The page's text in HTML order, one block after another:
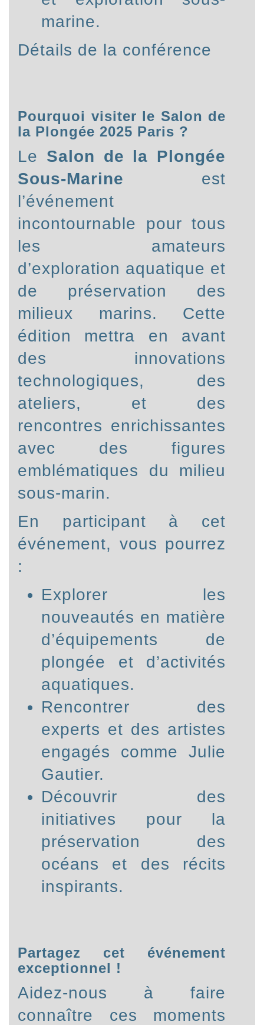
marine.
Détails de la conférence
Pourquoi visiter le Salon de
la Plongée 2025 Paris ?
Le Salon de la Plongée
Sous-Marine est
l’événement
incontournable pour tous
les amateurs
d’exploration aquatique et
de préservation des
milieux marins. Cette
édition mettra en avant
des innovations
technologiques, des
ateliers, et des
rencontres enrichissantes
avec des figures
emblématiques du milieu
sous-marin.
En participant à cet
événement, vous pourrez
:
Explorer les
nouveautés en matière
d’équipements de
plongée et d’activités
aquatiques.
Rencontrer des
experts et des artistes
engagés comme Julie
Gautier.
Découvrir des
initiatives pour la
préservation des
océans et des récits
inspirants.
Partagez cet événement
exceptionnel !
Aidez-nous à faire
connaître ces moments